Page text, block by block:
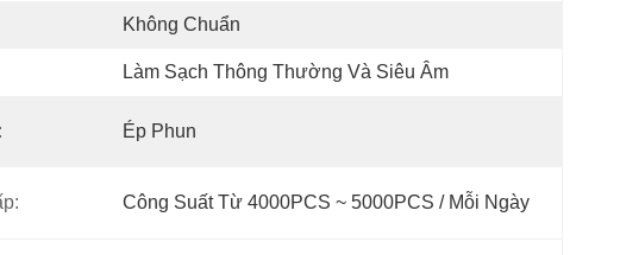
Không Chuẩn
Làm Sạch Thông Thường Và Siêu Âm
Ép Phun
Công Suất Từ ​​4000PCS ~ 5000PCS / Mỗi Ngày